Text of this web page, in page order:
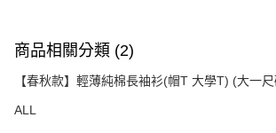
商品相關分類 (2)
【春秋款】輕薄純棉長袖衫(帽T 大學T) (大一
ALL